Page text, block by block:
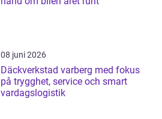
08 juni 2026
Däckverkstad varberg med fokus
på trygghet, service och smart
vardagslogistik